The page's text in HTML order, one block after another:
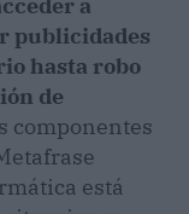
publicidades
hasta robo
de
componentes
está